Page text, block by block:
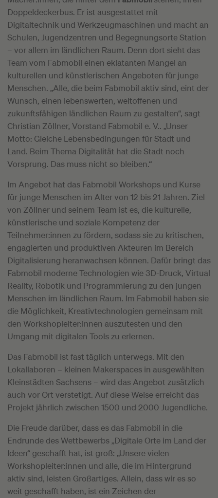
Doppeldeckerbus. Er ist ausgestattet mit
Digitaltechnik und Werkzeugmaschinen und macht an
Schulen, Jugendzentren und Begegnungsorte Station
– vor allem im ländlichen Raum. Denn dort sieht das
Team vom Fabmobil einen eklatanten Mangel an
kulturellen und künstlerischen Angeboten für junge
Menschen. „Alle, die beim Fabmobil aktiv sind, eint der
Wunsch, einen lebenswerten, weltoffenen und
zukunftsfähigen ländlichen Raum zu gestalten“, sagt
Christian Zöllner, Vorstand Fabmobil e. V.. „Unser
Motto: Gleiche Lebensbedingungen für Stadt und
Land. Beim Thema Digitalität hat die Stadt noch
Vorsprung. Das muss nicht so bleiben.“
Im Angebot hat das Fabmobil Workshops und Kurse
für junge Menschen im Alter von 12 bis 21 Jahren. Ziel
von Zöllner und seinem Team ist es, die kulturelle,
künstlerische und soziale Kompetenz der
Teilnehmer:innen zu fördern, sodass sie zu kritischen,
engagierten und produktiven Akteuren im Bereich
Digitalisierung heranwachsen können. Dafür bringt das
Fabmobil moderne Technologien wie 3D-Druck, Virtual
Reality, Robotik und Programmierung zu den jungen
Menschen im ländlichen Raum. Im Fabmobil haben sie
die Möglichkeit, Kreativtechnologien gemeinsam mit
den Workshopleiter:innen auszutesten und den
Umgang mit digitalen Tools zu erlernen.
Das Fabmobil ist fast täglich unterwegs. Mit den
Lokallaboren – kleinen Makerspaces in ausgewählten
Kleinstädten Sachsens – wird das Angebot zusätzlich
auch vor Ort verstetigt. Auf diese Weise erreicht das
Projekt jährlich zwischen 1500 und 2000 Jugendliche.
Die Freude darüber, dass es das Fabmobil in die
Endrunde des Wettbewerbs „Digitale Orte im Land der
Ideen“ geschafft hat, ist groß: „Unsere vielen
Workshopleiter:innen und alle, die im Hintergrund
aktiv sind, leisten Großartiges. Allein, dass wir es so
weit geschafft haben, ist ein Zeichen der